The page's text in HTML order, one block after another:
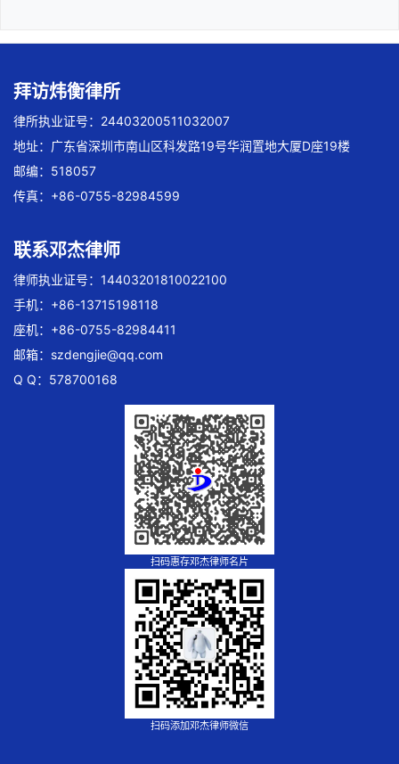
拜访炜衡律所
律所执业证号：24403200511032007
地址：广东省深圳市南山区科发路19号华润置地大厦D座19楼
邮编：518057
传真：+86-0755-82984599
联系邓杰律师
律师执业证号：14403201810022100
手机：+86-13715198118
座机：+86-0755-82984411
邮箱： szdengjie@qq.com
Q Q：578700168
扫码惠存邓杰律师名片
扫码添加邓杰律师微信